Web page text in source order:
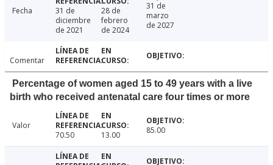
Fecha
31 de
diciembre
de 2021
28 de
febrero
de 2024
31 de
marzo
de 2027
Comentar
Percentage of women aged 15 to 49 years with a live
birth who received antenatal care four times or more
Valor
70.50
13.00 85.00